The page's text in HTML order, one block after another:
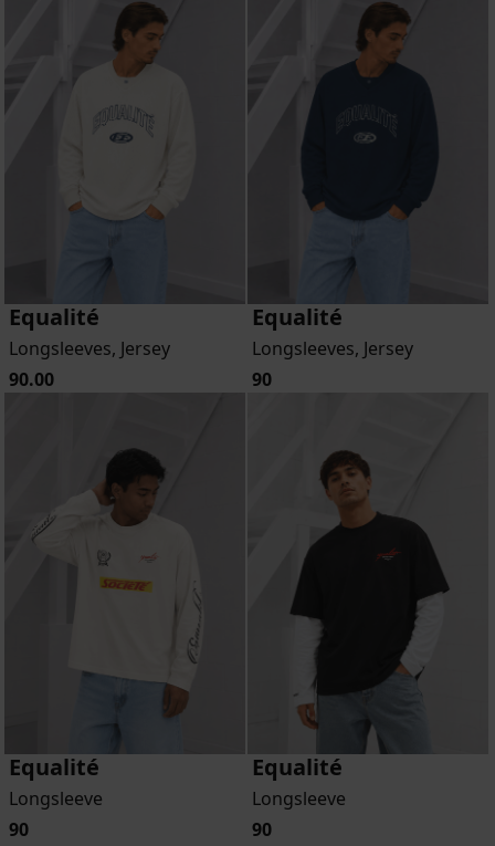
Equalité
Longsleeves, Jersey
90.00
Equalité
Longsleeves, Jersey
90
Equalité
Longsleeve
90
Equalité
Longsleeve
90